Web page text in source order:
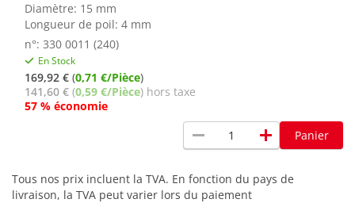
Diamètre: 15 mm
Longueur de poil: 4 mm
n°: 330 0011 (240)
En Stock
169,92 € (0,71 €/Pièce)
141,60 € (0,59 €/Pièce) hors taxe
57 % économie
remove add Panier
Tous nos prix incluent la TVA. En fonction du pays de
livraison, la TVA peut varier lors du paiement